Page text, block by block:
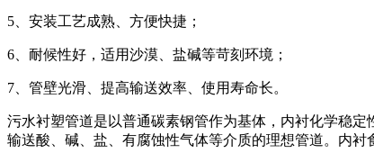
5、安装工艺成熟、方便快捷；
6、耐候性好，适用沙漠、盐碱等苛刻环境；
7、管壁光滑、提高输送效率、使用寿命长。
污水衬塑管道是以普通碳素钢管作为基体，内衬化学稳
输送酸、碱、盐、有腐蚀性气体等介质的理想管道。内衬